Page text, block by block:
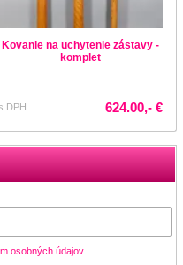
osobných údajov
Kovanie na uchytenie zástavy -
komplet
DPH 624.00,- €